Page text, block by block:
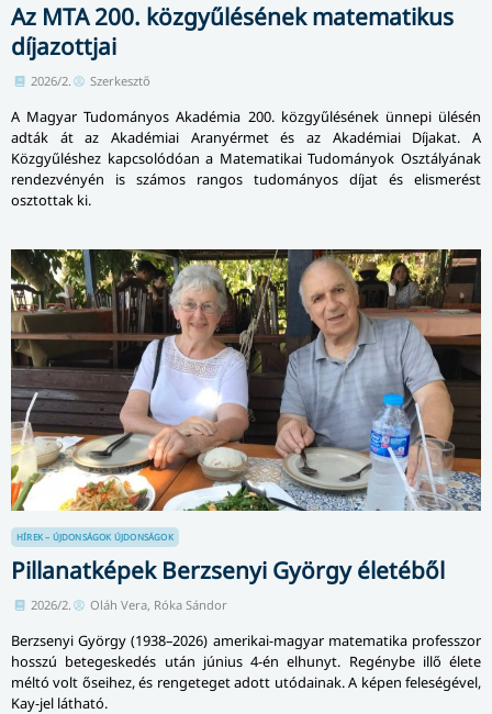
Az MTA 200. közgyűlésének matematikus
díjazottjai
2026/2. Szerkesztő
A Magyar Tudományos Akadémia 200. közgyűlésének ünnepi ülésén
adták át az Akadémiai Aranyérmet és az Akadémiai Díjakat. A
Közgyűléshez kapcsolódóan a Matematikai Tudományok Osztályának
rendezvényén is számos rangos tudományos díjat és elismerést
osztottak ki.
HÍREK – ÚJDONSÁGOK ÚJDONSÁGOK
Pillanatképek Berzsenyi György életéből
2026/2. Oláh Vera, Róka Sándor
Berzsenyi György (1938–2026) amerikai-magyar matematika professzor
hosszú betegeskedés után június 4-én elhunyt. Regénybe illő élete
méltó volt őseihez, és rengeteget adott utódainak. A képen feleségével,
Kay-jel látható.